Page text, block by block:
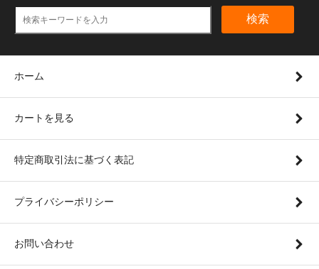
検索
ホーム
カートを見る
特定商取引法に基づく表記
プライバシーポリシー
お問い合わせ